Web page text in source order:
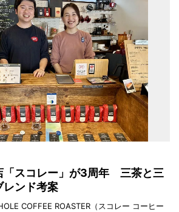
「スコレー」が3周年 三茶と三
レンド考案
COFFEE ROASTER（スコレー コーヒー